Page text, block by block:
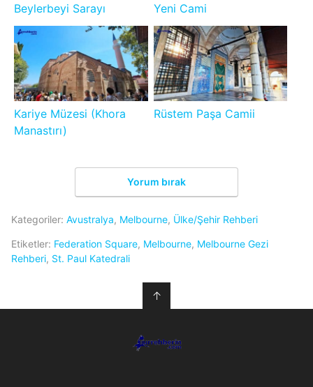
Beylerbeyi Sarayı Yeni Cami
Kariye Müzesi (Khora
Manastırı)
Rüstem Paşa Camii
Yorum bırak
Kategoriler: Avustralya, Melbourne, Ülke/Şehir Rehberi
Etiketler: Federation Square, Melbourne, Melbourne Gezi
Rehberi, St. Paul Katedrali
↑